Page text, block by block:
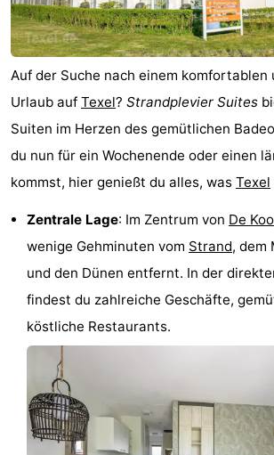
Aussichtspunkte
Übernachten
Appartements
-
Bosch
en
Zee
-
De
Vlijt
-
Hoeve
Holland
-
Land
en
Zeezicht
Strandhuys
Strandplevier
Campingplätze
Ferienhäuser
Auf der Suche nach einem komfortablen
Urlaub auf Texel? Strandplevier Suites
Suiten im Herzen des gemütlichen
du nun für ein Wochenende oder einen
kommst, hier genießt du alles, was Texel
Zentrale Lage: Im Zentrum von De
wenige Gehminuten vom Strand, dem
und den Dünen entfernt. In der
findest du zahlreiche Geschäfte,
köstliche Restaurants.